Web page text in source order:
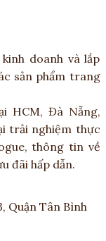
doanh và lắp
sản phẩm trang
HCM, Đà Nẵng,
trải nghiệm thực
thông tin về
đãi hấp dẫn.
Quận Tân Bình